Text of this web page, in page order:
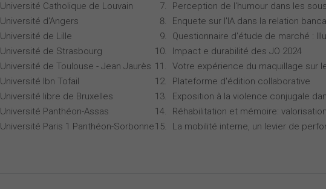
Université Catholique de Louvain
Université d'Angers
Université de Lille
Université de Strasbourg
Université de Toulouse - Jean Jaurès
Université Ibn Tofail
Université libre de Bruxelles
Université Panthéon-Assas
Université Paris 1 Panthéon-Sorbonne
Perception de l'humour dans les
Enquete sur l'IA dans la relation
Questionnaire d'étude de marché :
Impact e durabilité des JO 2024
Votre expérience du maquillage sur
Plateforme d'édition collaborative
Exposition à la violence conjugale
Réhabilitation et mémoire:
La mobilité interne, un levier de